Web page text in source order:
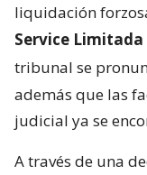
liquidación
Service Limitada
tribunal se
además que las
judicial ya se
A través de una